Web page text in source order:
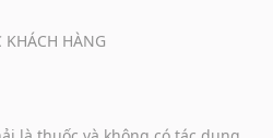
KHÁCH HÀNG